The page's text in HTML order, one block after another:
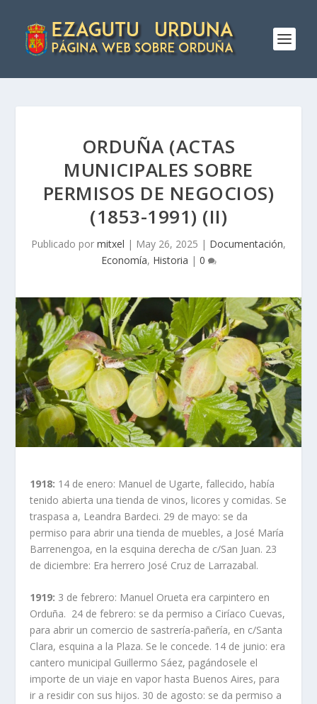
ORDUÑA (ACTAS
MUNICIPALES SOBRE
PERMISOS DE NEGOCIOS)
(1853-1991) (II)
Publicado por mitxel | May 26, 2025 | Documentación,
Economía, Historia | 0
1918: 14 de enero: Manuel de Ugarte, fallecido, había
tenido abierta una tienda de vinos, licores y comidas. Se
traspasa a, Leandra Bardeci. 29 de mayo: se da
permiso para abrir una tienda de muebles, a José María
Barrenengoa, en la esquina derecha de c/San Juan. 23
de diciembre: Era herrero José Cruz de Larrazabal.
1919: 3 de febrero: Manuel Orueta era carpintero en
Orduña. 24 de febrero: se da permiso a Ciríaco Cuevas,
para abrir un comercio de sastrería-pañería, en c/Santa
Clara, esquina a la Plaza. Se le concede. 14 de junio: era
cantero municipal Guillermo Sáez, pagándosele el
importe de un viaje en vapor hasta Buenos Aires, para
ir a residir con sus hijos. 30 de agosto: se da permiso a